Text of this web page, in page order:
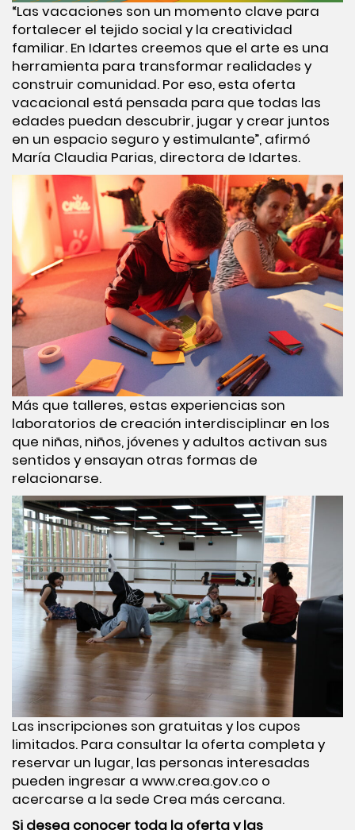
“Las vacaciones son un momento clave para
fortalecer el tejido social y la creatividad
familiar. En Idartes creemos que el arte es una
herramienta para transformar realidades y
construir comunidad. Por eso, esta oferta
vacacional está pensada para que todas las
edades puedan descubrir, jugar y crear juntos
en un espacio seguro y estimulante”, afirmó
María Claudia Parias, directora de Idartes.
Más que talleres, estas experiencias son
laboratorios de creación interdisciplinar en los
que niñas, niños, jóvenes y adultos activan sus
sentidos y ensayan otras formas de
relacionarse.
Las inscripciones son gratuitas y los cupos
limitados. Para consultar la oferta completa y
reservar un lugar, las personas interesadas
pueden ingresar a www.crea.gov.co o
acercarse a la sede Crea más cercana.
Si desea conocer toda la oferta y las